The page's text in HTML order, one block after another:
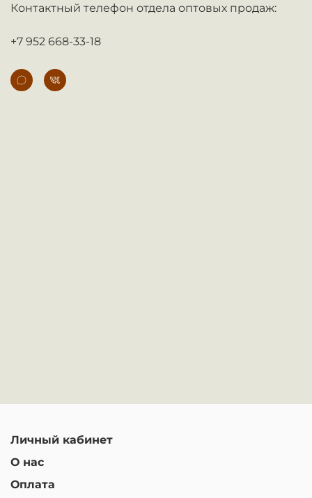
Контактный телефон отдела оптовых продаж:
+7 952 668-33-18
Личный кабинет
О нас
Оплата